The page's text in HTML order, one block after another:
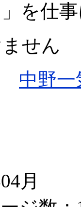
を仕
せん
中野一
月